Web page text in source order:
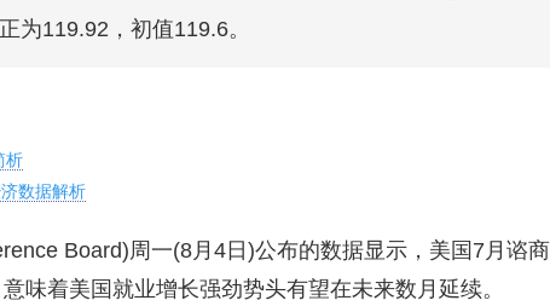
为119.92，初值119.6。
析
数据解析
Board)周一(8月4日)公布的数据显示，美国7月谘
味着美国就业增长强劲势头有望在未来数月延续。